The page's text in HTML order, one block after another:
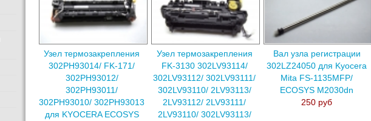
Узел термозакрепления
302PH93014/ FK-171/
302PH93012/
302PH93011/
302PH93010/ 302PH93013
для KYOCERA ECOSYS
Узел термозакрепления
FK-3130 302LV93114/
302LV93112/ 302LV93111/
302LV93110/ 2LV93113/
2LV93112/ 2LV93111/
2LV93110/ 302LV93113/
Вал узла регистрации
302LZ24050 для Kyocera
Mita FS-1135MFP/
ECOSYS M2030dn
250 руб